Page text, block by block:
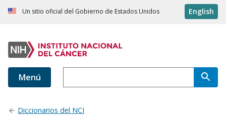
Un sitio oficial del Gobierno de Estados Unidos English
Menú
Diccionarios del NCI